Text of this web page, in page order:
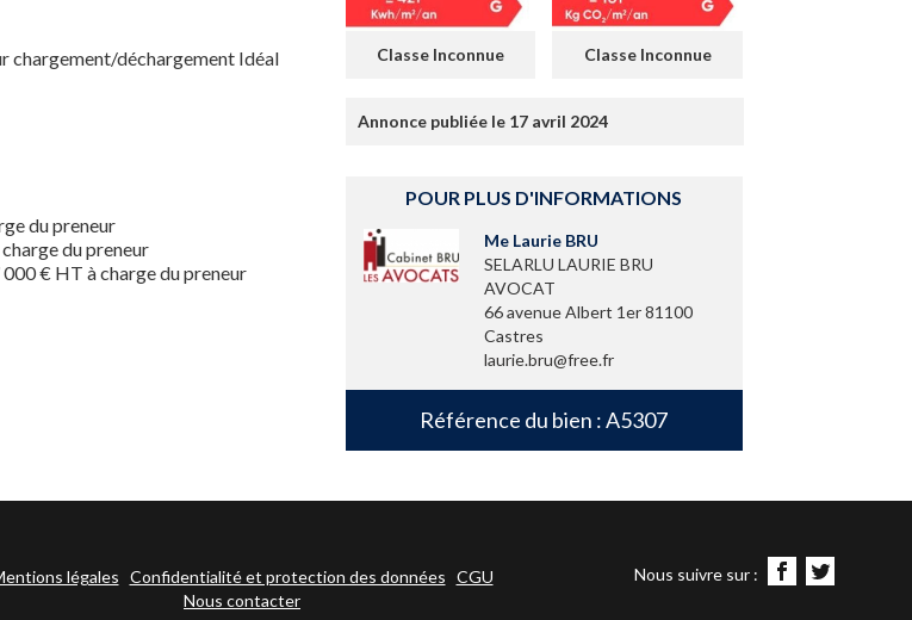
chargement/déchargement Idéal
du preneur
du preneur
€ HT à charge du preneur
Classe Inconnue Classe Inconnue
Annonce publiée le 17 avril 2024
POUR PLUS D'INFORMATIONS
Me Laurie BRU
SELARLU LAURIE BRU
AVOCAT
66 avenue Albert 1er 81100
Castres
laurie.bru@free.fr
Référence du bien : A5307
légales Confidentialité et protection des données CGU
Nous contacter
Nous suivre sur :